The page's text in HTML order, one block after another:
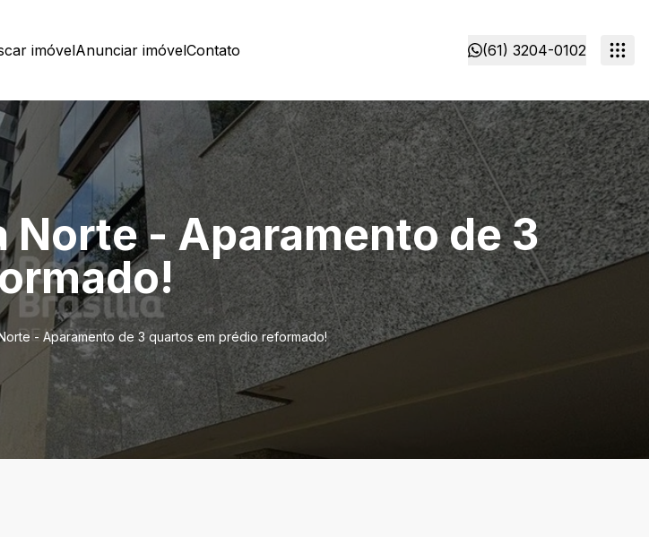
imóvelAnunciar imóvelContato (61) 3204-0102
Norte - Aparamento de 3
- Aparamento de 3 quartos em prédio reformado!